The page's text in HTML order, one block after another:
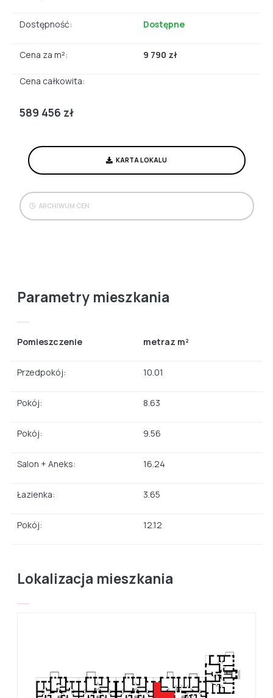
Dostępność: Dostępne
Cena za m²: 9 790 zł
Cena całkowita:
589 456 zł
KARTA LOKALU
ARCHIWUM CEN
Parametry mieszkania
Pomieszczenie metraz m²
Przedpokój: 10.01
Pokój: 8.63
Pokój: 9.56
Salon + Aneks: 16.24
Łazienka: 3.65
Pokój: 12.12
Lokalizacja mieszkania